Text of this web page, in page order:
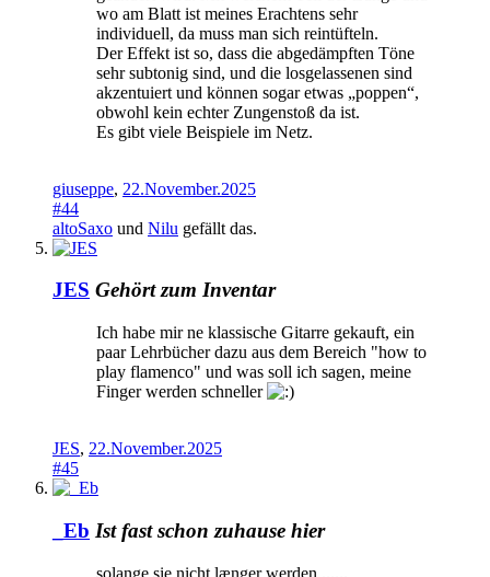
wo am Blatt ist meines Erachtens sehr
individuell, da muss man sich reintüfteln.
Der Effekt ist so, dass die abgedämpften Töne
sehr subtonig sind, und die losgelassenen sind
akzentuiert und können sogar etwas „poppen“,
obwohl kein echter Zungenstoß da ist.
Es gibt viele Beispiele im Netz.
giuseppe, 22.November.2025
#44
altoSaxo und Nilu gefällt das.
JES Gehört zum Inventar
Ich habe mir ne klassische Gitarre gekauft, ein
paar Lehrbücher dazu aus dem Bereich "how to
play flamenco" und was soll ich sagen, meine
Finger werden schneller
JES, 22.November.2025
#45
_Eb Ist fast schon zuhause hier
solange sie nicht længer werden ......